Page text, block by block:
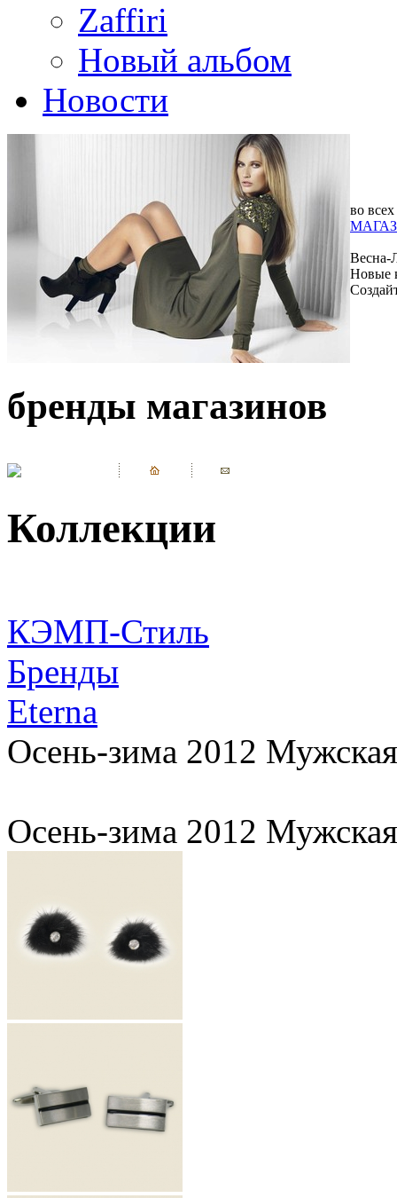
Zaffiri
Новый альбом
Новости
во всех
Весна-
Новые
бренды магазинов
Коллекции
КЭМП-Стиль
Бренды
Eterna
Осень-зима 2012
Осень-зима 2012